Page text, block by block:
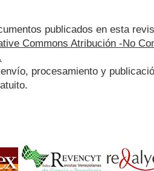
publicados en esta
Commons Atribución -No
procesamiento y